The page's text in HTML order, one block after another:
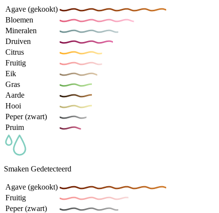
Agave (gekookt)
Bloemen
Mineralen
Druiven
Citrus
Fruitig
Eik
Gras
Aarde
Hooi
Peper (zwart)
Pruim
Smaken Gedetecteerd
Agave (gekookt)
Fruitig
Peper (zwart)